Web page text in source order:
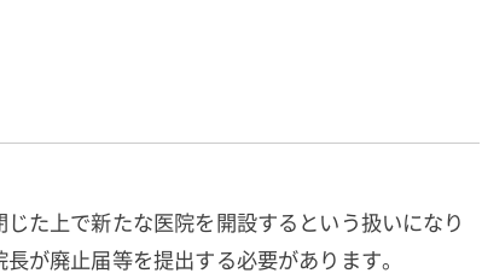
た上で新たな医院を開設するという扱いになり
が廃止届等を提出する必要があります。